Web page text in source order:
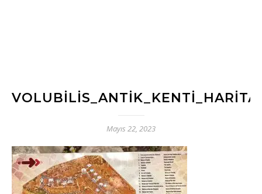
VOLUBILIS_ANTIK_KENTI_HARITA
Mayıs 22, 2023